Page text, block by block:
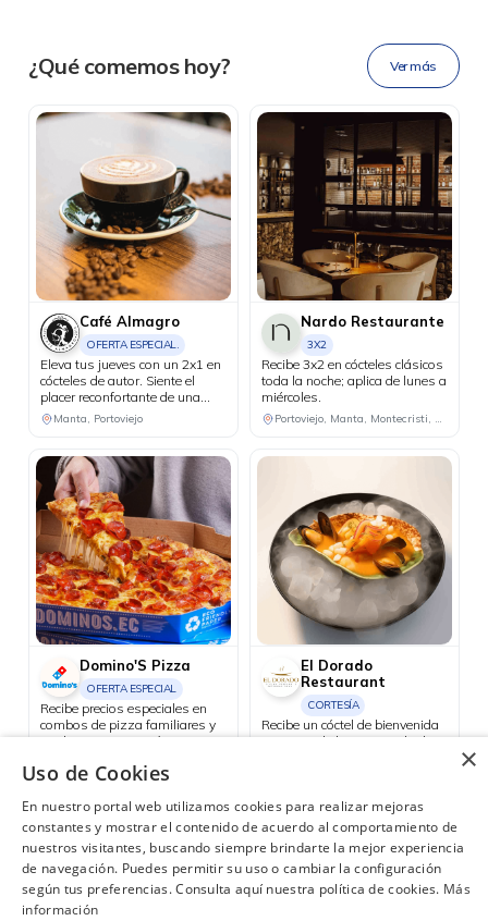
Ahora tus blu benefits
en una
sola app.
¿Qué comemos hoy? Ver más
Café Almagro
OFERTA ESPECIAL.
Eleva tus jueves con un 2x1 en
cócteles de autor. Siente el
placer reconfortante de una
bebida caliente de cortesía al
realizar compras iguales o
tarjetas Diners Club.
Manta, Portoviejo
Nardo Restaurante
3X2
Recibe 3x2 en cócteles clásicos
toda la noche; aplica de lunes a
miércoles.
Portoviejo, Manta, Montecristi, Chone
Domino'S Pizza
OFERTA ESPECIAL
Recibe precios especiales en
combos de pizza familiares y
medianos. Promoción 1: 2
ingredientes + 1 bebida
Promoción 2: 2 pizzas
medianas de 1 ingrediente + 1
bebida familiar por USD 18.48.
El Dorado
Restaurant
CORTESÍA
Recibe un cóctel de bienvenida
por inicio de la temporada de
¿Necesitas ayuda? (02) 298 1300
×
Uso de Cookies
En nuestro portal web utilizamos cookies para realizar mejoras
constantes y mostrar el contenido de acuerdo al comportamiento de
nuestros visitantes, buscando siempre brindarte la mejor experiencia
de navegación. Puedes permitir su uso o cambiar la configuración
según tus preferencias. Consulta aquí nuestra política de cookies. Más
información